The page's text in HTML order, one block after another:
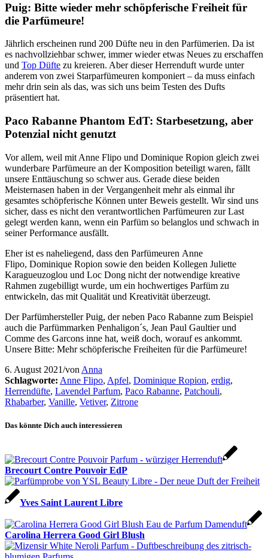
Puig: Bitte wieder mehr schöpferische Freiheit für
die Parfümeure!
Jährlich erscheinen rund 200 Düfte neu in den Parfümerien. Da ist
es nachvollziehbar schwer, immer wieder etwas Neues zu erschaffen
und Top Düfte zu kreieren. Aber dieser Herrenduft wurde unter
anderem von zwei Starparfümeuren komponiert – da muss einfach
mehr drin sein als das, was sich uns beim Testen des Dufts
präsentiert hat.
Paco Rabanne Phantom EdT: Starbesetzung, aber
Potenzial nicht genutzt
Vor allem, weil mit Anne Flipo und Dominique Ropion gleich zwei
wunderbare Parfümeure an der Komposition beteiligt waren, fällt
unsere Enttäuschung so schwer aus. Gerade diese beiden
Meisternasen haben in der Vergangenheit mehr als einmal ihr
gesamtes schöpferische Können unter Beweis gestellt. Wir sind uns
sicher, dass es nicht den verantwortlichen Parfümeuren zur Last
gelegt werden kann, wenn ein Parfüm so belanglos und schwach in
seiner Performance ausfällt.
Eher ist es naheliegend, dass den Parfümeuren Anne
Flipo, Dominique Ropion sowie den beiden Kollegen Juliette
Karagueuzoglou und Loc Dong nicht der notwendige kreative
Rahmen zugebilligt wurde, um ein hochwertiges Parfüm zu
entwickeln, das mit Qualität und Kreativität überzeugt.
Der Parfümhersteller Puig, der neben Paco Rabanne zum Beispiel
auch die Parfümmarken Penhaligon´s, Jean Paul Gaultier und
Comme des Garcons inne hat, weiß doch, worauf es ankommt.
Unsere Bitte: Mehr schöpferische Freiheiten für die Parfümeure!
6. August 2021/von Anna
Schlagworte: Anne Flipo, Apfel, Dominique Ropion, erdig,
Herrendüfte, Lavendel Parfum, Paco Rabanne, Patchouli,
Rhabarber, Vanille, Vetiver, Zitrone
Das könnte Dich auch interessieren
Brecourt Contre Pouvoir EdP
Yves Saint Laurent Libre
Carolina Herrera Good Girl Blush